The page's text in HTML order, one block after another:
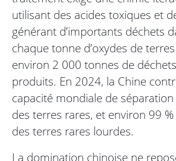
utilisant des acides toxiques et
générant d’importants déchets
chaque tonne d’oxydes de
environ 2 000 tonnes de
produits. En 2024, la Chine
capacité mondiale de
des terres rares, et environ 99
des terres rares lourdes.
La domination chinoise ne